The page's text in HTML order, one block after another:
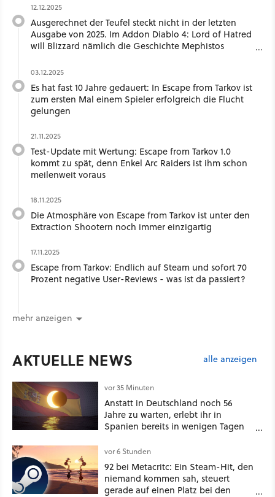
12.12.2025
Ausgerechnet der Teufel steckt nicht in der letzten
Ausgabe von 2025. Im Addon Diablo 4: Lord of Hatred
will Blizzard nämlich die Geschichte Mephistos
03.12.2025
Es hat fast 10 Jahre gedauert: In Escape from Tarkov ist
zum ersten Mal einem Spieler erfolgreich die Flucht
gelungen
21.11.2025
Test-Update mit Wertung: Escape from Tarkov 1.0
kommt zu spät, denn Enkel Arc Raiders ist ihm schon
meilenweit voraus
18.11.2025
Die Atmosphäre von Escape from Tarkov ist unter den
Extraction Shootern noch immer einzigartig
17.11.2025
Escape from Tarkov: Endlich auf Steam und sofort 70
Prozent negative User-Reviews - was ist da passiert?
mehr anzeigen
AKTUELLE NEWS alle anzeigen
vor 35 Minuten
Anstatt in Deutschland noch 56
Jahre zu warten, erlebt ihr in
Spanien bereits in wenigen Tagen
vor 6 Stunden
92 bei Metacritc: Ein Steam-Hit, den
niemand kommen sah, steuert
gerade auf einen Platz bei den